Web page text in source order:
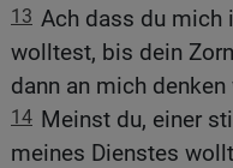
13 Ach dass du mich
wolltest, bis dein
dann an mich
14 Meinst du, einer
meines Dienstes